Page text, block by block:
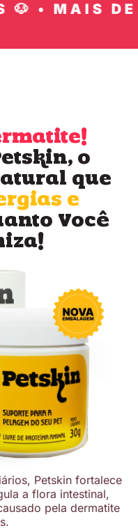
• MAIS DE
o
que
e
Você
Petskin fortalece
a flora intestinal,
pela dermatite